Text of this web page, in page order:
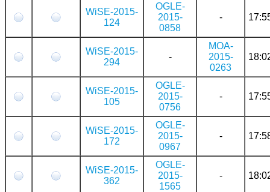
WiSE-2015-
124
OGLE-
2015-
0858
-
WiSE-2015-
294
-
MOA-
2015-
0263
WiSE-2015-
105
OGLE-
2015-
0756
-
WiSE-2015-
172
OGLE-
2015-
0967
-
WiSE-2015-
362
OGLE-
2015-
1565
-